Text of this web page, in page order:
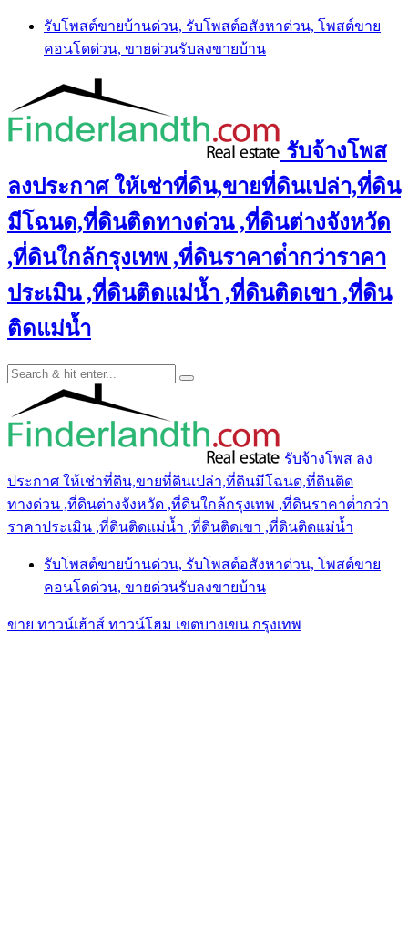
Skip
content
รับโพสต์ขายบ้านด่วน, รับโพสต์อสังหาด่วน, โพสต์ขาย
คอนโดด่วน, ขายด่วนรับลงขายบ้าน
รับจ้างโพส
ลงประกาศ ให้เช่าที่ดิน,ขายที่ดินเปล่า,ที่ดิน
มีโฉนด,ที่ดินติดทางด่วน ,ที่ดินต่างจังหวัด
,ที่ดินใกล้กรุงเทพ ,ที่ดินราคาต่ํากว่าราคา
ประเมิน ,ที่ดินติดแม่น้ำ ,ที่ดินติดเขา ,ที่ดิน
ติดแม่น้ำ
รับจ้างโพส ลง
ประกาศ ให้เช่าที่ดิน,ขายที่ดินเปล่า,ที่ดินมีโฉนด,ที่ดินติด
ทางด่วน ,ที่ดินต่างจังหวัด ,ที่ดินใกล้กรุงเทพ ,ที่ดินราคาต่ํากว่า
ราคาประเมิน ,ที่ดินติดแม่น้ำ ,ที่ดินติดเขา ,ที่ดินติดแม่น้ำ
รับโพสต์ขายบ้านด่วน, รับโพสต์อสังหาด่วน, โพสต์ขาย
คอนโดด่วน, ขายด่วนรับลงขายบ้าน
ขาย ทาวน์เฮ้าส์ ทาวน์โฮม เขตบางเขน กรุงเทพ